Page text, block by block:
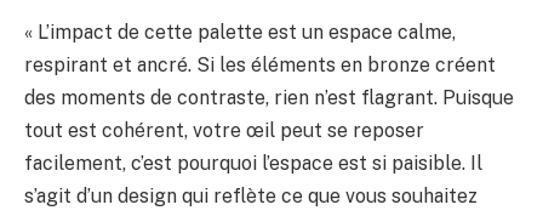
« L’impact de cette palette est un espace calme,
respirant et ancré. Si les éléments en bronze créent
des moments de contraste, rien n’est flagrant. Puisque
tout est cohérent, votre œil peut se reposer
facilement, c’est pourquoi l’espace est si paisible. Il
s’agit d’un design qui reflète ce que vous souhaitez